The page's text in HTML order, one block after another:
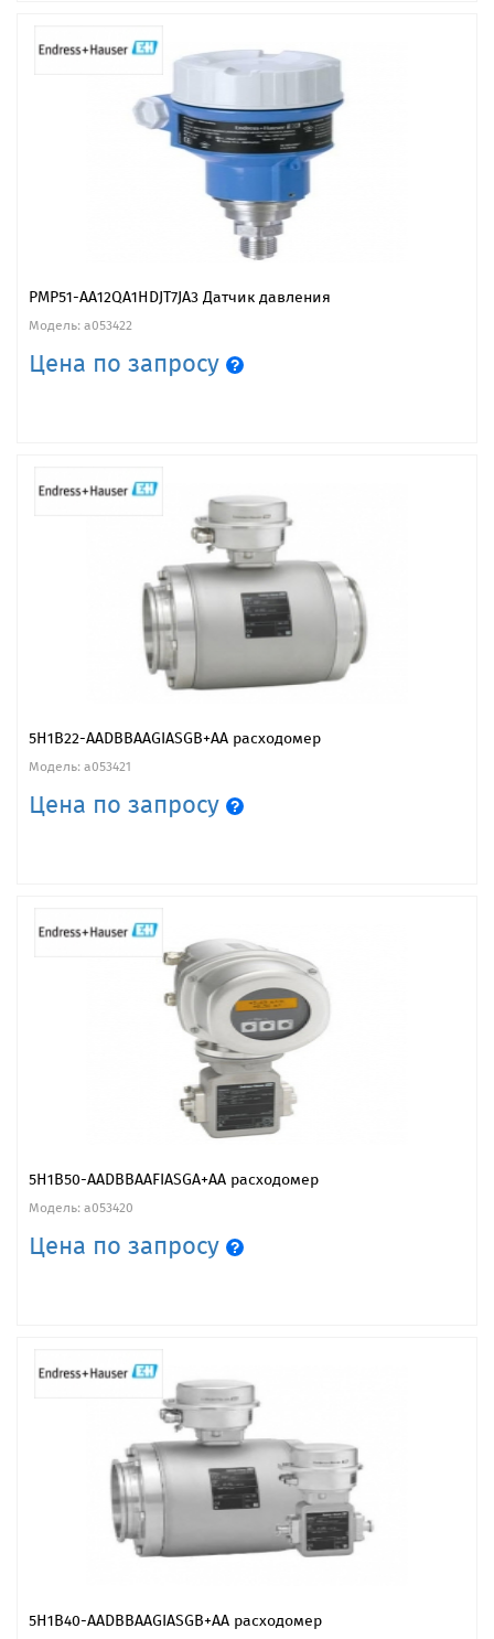
PMP51-AA12QA1HDJT7JA3 Датчик давления
Модель: a053422
Цена по запросу
5H1B22-AADBBAAGIASGB+AA расходомер
Модель: a053421
Цена по запросу
5H1B50-AADBBAAFIASGA+AA расходомер
Модель: a053420
Цена по запросу
5H1B40-AADBBAAGIASGB+AA расходомер